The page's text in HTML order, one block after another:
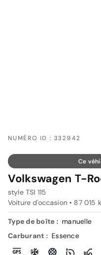
NUMÉRO ID : 332942
Ce
Volkswagen T-
style TSI 115
Voiture d'occasion • 87 015
Type de boîte : manuelle
Carburant : Essence